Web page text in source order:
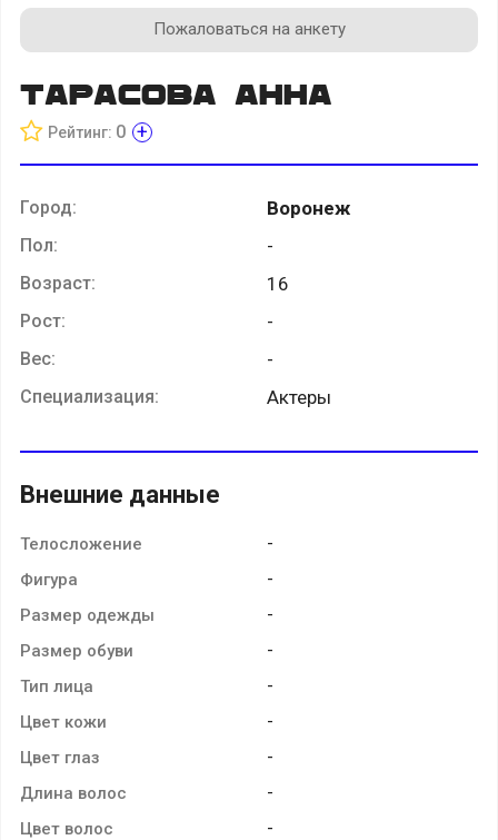
Пожаловаться на анкету
Тарасова Анна
Рейтинг: 0 +
Город: Воронеж
Пол: -
Возраст: 16
Рост: -
Вес: -
Специализация: Актеры
Внешние данные
Телосложение -
Фигура -
Размер одежды -
Размер обуви -
Тип лица -
Цвет кожи -
Цвет глаз -
Длина волос -
Цвет волос -